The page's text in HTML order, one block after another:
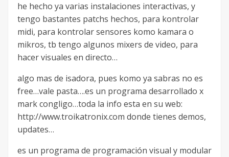
he hecho ya varias instalaciones interactivas, y
tengo bastantes patchs hechos, para kontrolar
midi, para kontrolar sensores komo kamara o
mikros, tb tengo algunos mixers de video, para
hacer visuales en directo…
algo mas de isadora, pues komo ya sabras no es
free…vale pasta….es un programa desarrollado x
mark congligo…toda la info esta en su web:
http://www.troikatronix.com donde tienes demos,
updates…
es un programa de programación visual y modular